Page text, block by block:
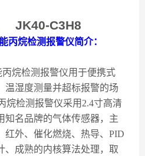
JK40-C3H8
丙烷检测报警仪简介：
丙烷检测报警仪用于便携式
温湿度测量并超标报警的场
烷检测报警仪采用 2.4寸高清
知名品牌的气体传感器，主
外、催化燃烧、热导、 PID
、成熟的内核算法处理，取